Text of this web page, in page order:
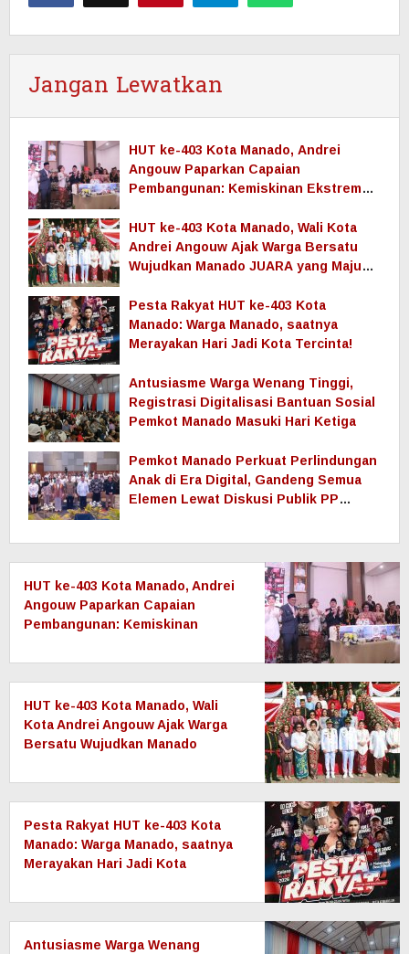
Jangan Lewatkan
HUT ke-403 Kota Manado, Andrei
Angouw Paparkan Capaian
Pembangunan: Kemiskinan Ekstrem
HUT ke-403 Kota Manado, Wali Kota
Andrei Angouw Ajak Warga Bersatu
Wujudkan Manado JUARA yang Maju
Pesta Rakyat HUT ke-403 Kota
Manado: Warga Manado, saatnya
Merayakan Hari Jadi Kota Tercinta!
Antusiasme Warga Wenang Tinggi,
Registrasi Digitalisasi Bantuan Sosial
Pemkot Manado Masuki Hari Ketiga
Pemkot Manado Perkuat Perlindungan
Anak di Era Digital, Gandeng Semua
Elemen Lewat Diskusi Publik PP
HUT ke-403 Kota Manado, Andrei
Angouw Paparkan Capaian
Pembangunan: Kemiskinan
Tumbuh
HUT ke-403 Kota Manado, Wali
Kota Andrei Angouw Ajak Warga
Bersatu Wujudkan Manado
Pesta Rakyat HUT ke-403 Kota
Manado: Warga Manado, saatnya
Merayakan Hari Jadi Kota
Antusiasme Warga Wenang